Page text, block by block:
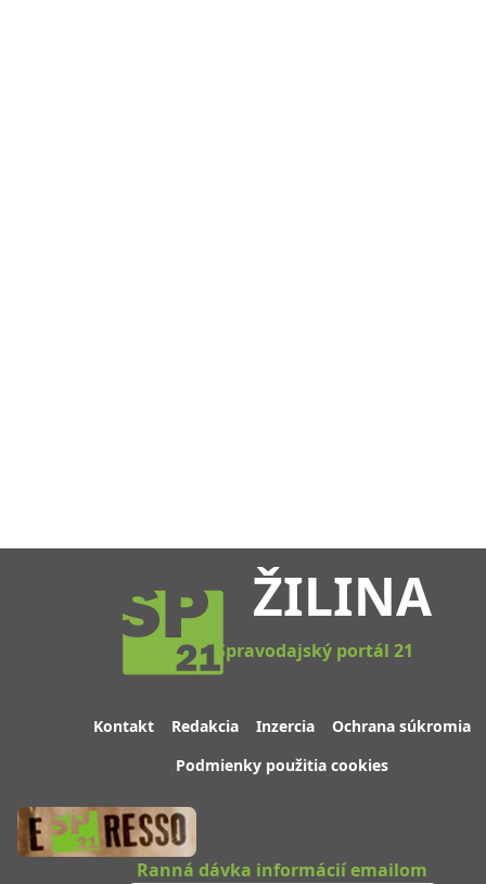
ŽILINA
Spravodajský portál 21
Kontakt Redakcia Inzercia
Ochrana súkromia
Podmienky použitia cookies
Ranná dávka informácií emailom